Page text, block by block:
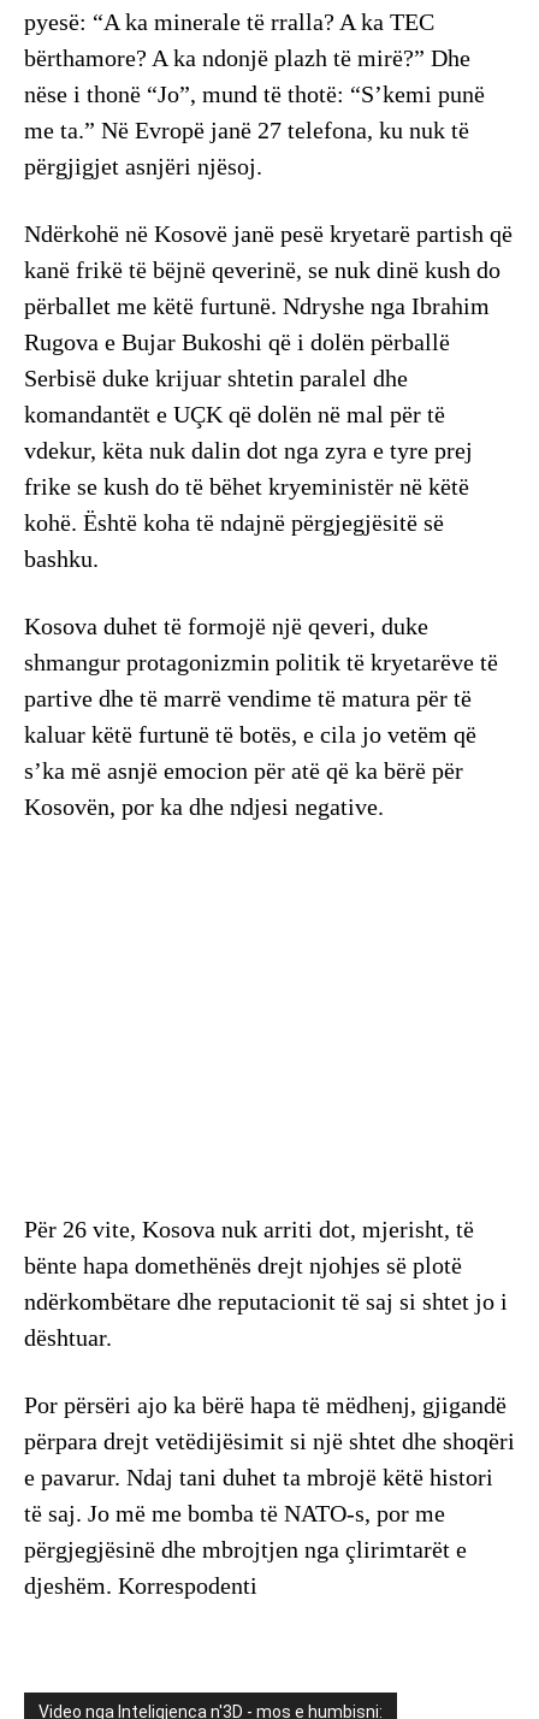
pyesë: “A ka minerale të rralla? A ka TEC
bërthamore? A ka ndonjë plazh të mirë?” Dhe
nëse i thonë “Jo”, mund të thotë: “S’kemi punë
me ta.” Në Evropë janë 27 telefona, ku nuk të
përgjigjet asnjëri njësoj.
Ndërkohë në Kosovë janë pesë kryetarë partish që
kanë frikë të bëjnë qeverinë, se nuk dinë kush do
përballet me këtë furtunë. Ndryshe nga Ibrahim
Rugova e Bujar Bukoshi që i dolën përballë
Serbisë duke krijuar shtetin paralel dhe
komandantët e UÇK që dolën në mal për të
vdekur, këta nuk dalin dot nga zyra e tyre prej
frike se kush do të bëhet kryeministër në këtë
kohë. Është koha të ndajnë përgjegjësitë së
bashku.
Kosova duhet të formojë një qeveri, duke
shmangur protagonizmin politik të kryetarëve të
partive dhe të marrë vendime të matura për të
kaluar këtë furtunë të botës, e cila jo vetëm që
s’ka më asnjë emocion për atë që ka bërë për
Kosovën, por ka dhe ndjesi negative.
Për 26 vite, Kosova nuk arriti dot, mjerisht, të
bënte hapa domethënës drejt njohjes së plotë
ndërkombëtare dhe reputacionit të saj si shtet jo i
dështuar.
Por përsëri ajo ka bërë hapa të mëdhenj, gjigandë
përpara drejt vetëdijësimit si një shtet dhe shoqëri
e pavarur. Ndaj tani duhet ta mbrojë këtë histori
të saj. Jo më me bomba të NATO-s, por me
përgjegjësinë dhe mbrojtjen nga çlirimtarët e
djeshëm. Korrespodenti
Video nga Inteligjenca n'3D - mos e humbisni: